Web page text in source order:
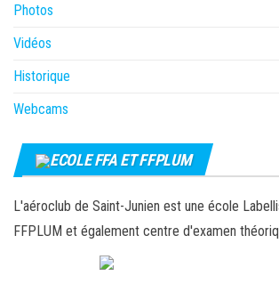
Photos
Vidéos
Historique
Webcams
ECOLE FFA ET FFPLUM
L'aéroclub de Saint-Junien est une école
FFPLUM et également centre d'examen